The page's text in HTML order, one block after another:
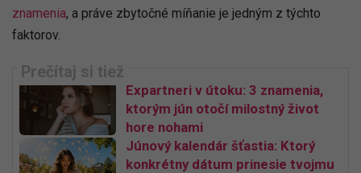
znamenia, a práve zbytočné míňanie je jedným z týchto
faktorov.
Expartneri v útoku: 3 znamenia,
ktorým jún otočí milostný život
hore nohami
Júnový kalendár šťastia: Ktorý
konkrétny dátum prinesie tvojmu